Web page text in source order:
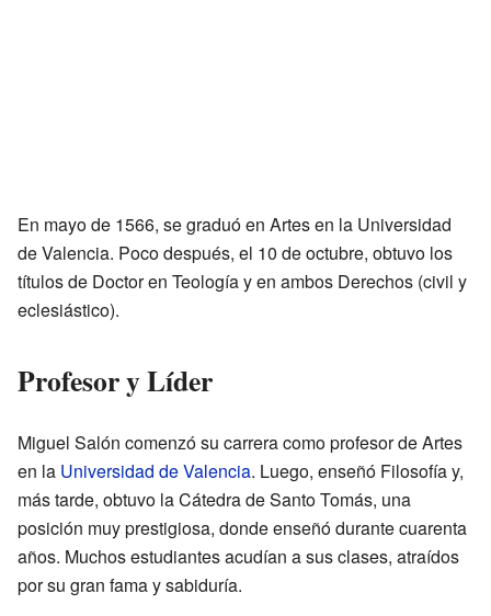
En mayo de 1566, se graduó en Artes en la Universidad
de Valencia. Poco después, el 10 de octubre, obtuvo los
títulos de Doctor en Teología y en ambos Derechos (civil y
eclesiástico).
Profesor y Líder
Miguel Salón comenzó su carrera como profesor de Artes
en la Universidad de Valencia. Luego, enseñó Filosofía y,
más tarde, obtuvo la Cátedra de Santo Tomás, una
posición muy prestigiosa, donde enseñó durante cuarenta
años. Muchos estudiantes acudían a sus clases, atraídos
por su gran fama y sabiduría.